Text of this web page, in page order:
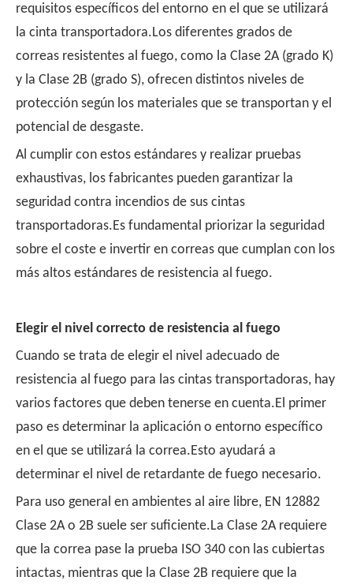
requisitos específicos del entorno en el que se utilizará
la cinta transportadora.Los diferentes grados de
correas resistentes al fuego, como la Clase 2A (grado K)
y la Clase 2B (grado S), ofrecen distintos niveles de
protección según los materiales que se transportan y el
potencial de desgaste.
Al cumplir con estos estándares y realizar pruebas
exhaustivas, los fabricantes pueden garantizar la
seguridad contra incendios de sus cintas
transportadoras.Es fundamental priorizar la seguridad
sobre el coste e invertir en correas que cumplan con los
más altos estándares de resistencia al fuego.
Elegir el nivel correcto de resistencia al fuego
Cuando se trata de elegir el nivel adecuado de
resistencia al fuego para las cintas transportadoras, hay
varios factores que deben tenerse en cuenta.El primer
paso es determinar la aplicación o entorno específico
en el que se utilizará la correa.Esto ayudará a
determinar el nivel de retardante de fuego necesario.
Para uso general en ambientes al aire libre, EN 12882
Clase 2A o 2B suele ser suficiente.La Clase 2A requiere
que la correa pase la prueba ISO 340 con las cubiertas
intactas, mientras que la Clase 2B requiere que la